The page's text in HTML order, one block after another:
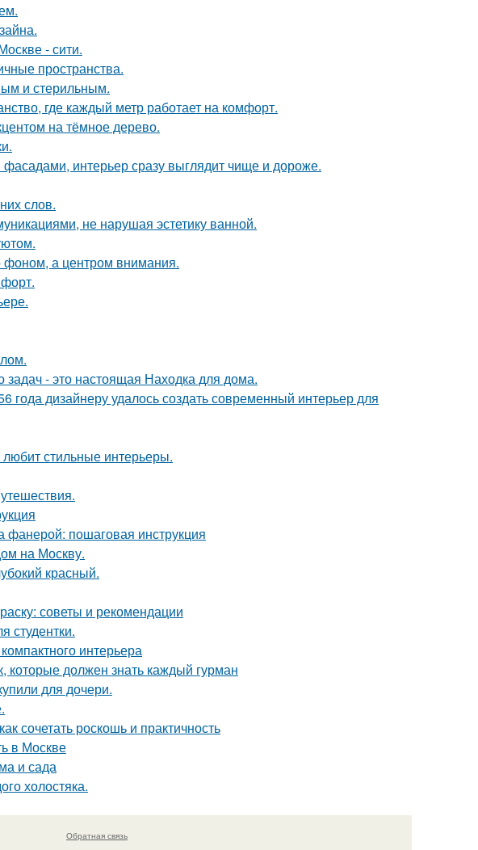
- сити.
пространства.
и стерильным.
где каждый метр работает на комфорт.
на тёмное дерево.
интерьер сразу выглядит чище и дороже.
слов.
не нарушая эстетику ванной.
фоном, а центром внимания.
задач - это настоящая Находка для дома.
года дизайнеру удалось создать современный интерьер для
стильные интерьеры.
фанерой: пошаговая инструкция
на Москву.
красный.
советы и рекомендации
студентки.
интерьера
которые должен знать каждый гурман
для дочери.
сочетать роскошь и практичность
в Москве
и сада
холостяка.
Обратная связь